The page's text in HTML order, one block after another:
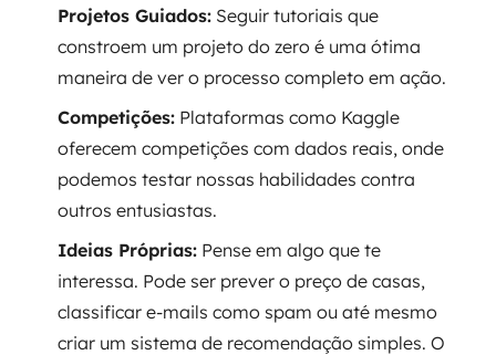
Projetos Guiados: Seguir tutoriais que
constroem um projeto do zero é uma ótima
maneira de ver o processo completo em ação.
Competições: Plataformas como Kaggle
oferecem competições com dados reais, onde
podemos testar nossas habilidades contra
outros entusiastas.
Ideias Próprias: Pense em algo que te
interessa. Pode ser prever o preço de casas,
classificar e-mails como spam ou até mesmo
criar um sistema de recomendação simples. O